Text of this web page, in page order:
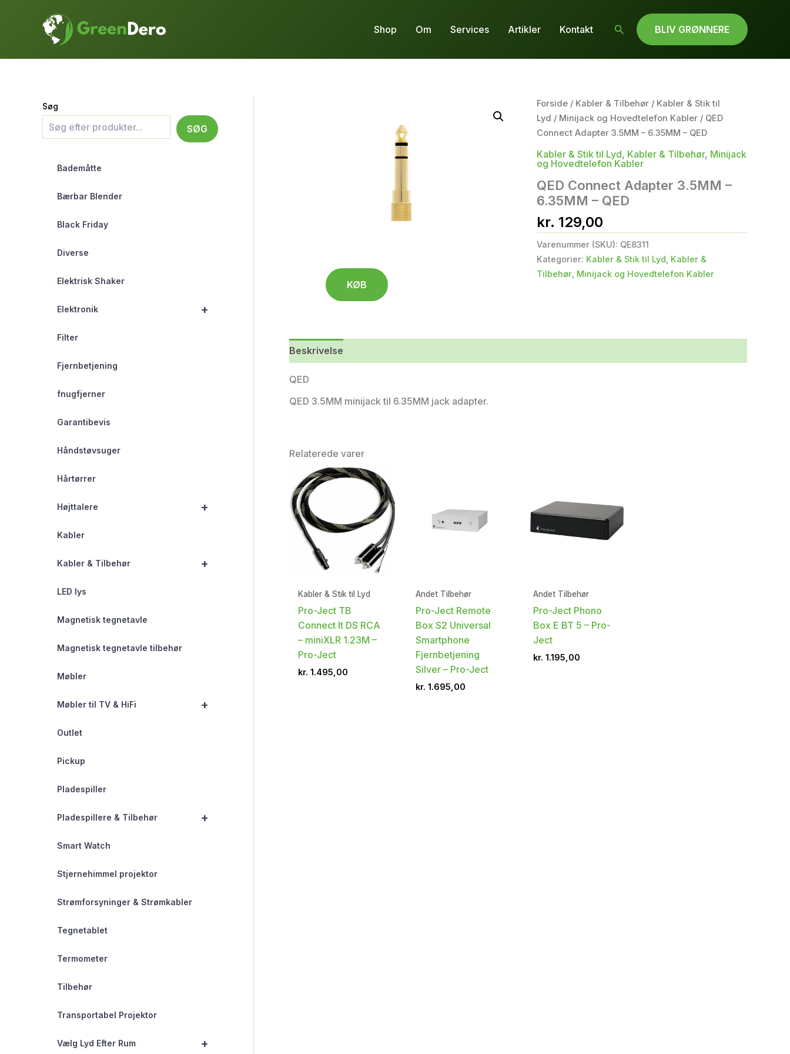
Shop Om Services Artikler Kontakt Søg BLIV GRØNNERE
Søg
SØG
Bademåtte
Bærbar Blender
Black Friday
Diverse
Elektrisk Shaker
+
Elektronik
Filter
Fjernbetjening
fnugfjerner
Garantibevis
Håndstøvsuger
Hårtørrer
+
Højttalere
Kabler
+
Kabler & Tilbehør
LED lys
Magnetisk tegnetavle
Magnetisk tegnetavle tilbehør
Møbler
+
Møbler til TV & HiFi
Outlet
Pickup
Pladespiller
+
Pladespillere & Tilbehør
Smart Watch
Stjernehimmel projektor
Strømforsyninger & Strømkabler
Tegnetablet
Termometer
Tilbehør
Transportabel Projektor
+
Vælg Lyd Efter Rum
Forside/ Kabler & Tilbehør/ Kabler & Stik til
Lyd / Minijack og Hovedtelefon Kabler/ QED
Connect Adapter 3.5MM – 6.35MM – QED
Kabler & Stik til Lyd, Kabler & Tilbehør, Minijack
og Hovedtelefon Kabler
QED Connect Adapter 3.5MM –
6.35MM – QED
kr. 129,00
Varenummer (SKU): QE8311
Kategorier: Kabler & Stik til Lyd Kabler &
Tilbehør, Minijack og Hovedtelefon Kabler
KØB
Beskrivelse
QED
QED 3.5MM minijack til 6.35MM jack adapter.
Relaterede varer
Kabler & Stik til Lyd
Pro-Ject TB
Connect It DS RCA
– miniXLR 1.23M –
Pro-Ject
kr. 1.495,00
Andet Tilbehør
Pro-Ject Remote
Box S2 Universal
Smartphone
Fjernbetjening
Silver – Pro-Ject
kr. 1.695,00
Andet Tilbehør
Pro-Ject Phono
Box E BT 5 – Pro-
Ject
kr. 1.195,00